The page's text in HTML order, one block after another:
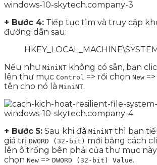
+ Bước 4: Tiếp tục tìm và truy cập
đường dẫn sau:
Nếu như MiniNT không có sẵn, bạn
lên thư mục Control => rồi chọn New
tên cho nó là MiniNT.
+ Bước 5: Sau khi đã MiniNT thì bạn
giá trị DWORD (32-bit) mới bằng cách
lên ô trống bên phải của thư mục này
chọn New => DWORD (32-bit) Value.